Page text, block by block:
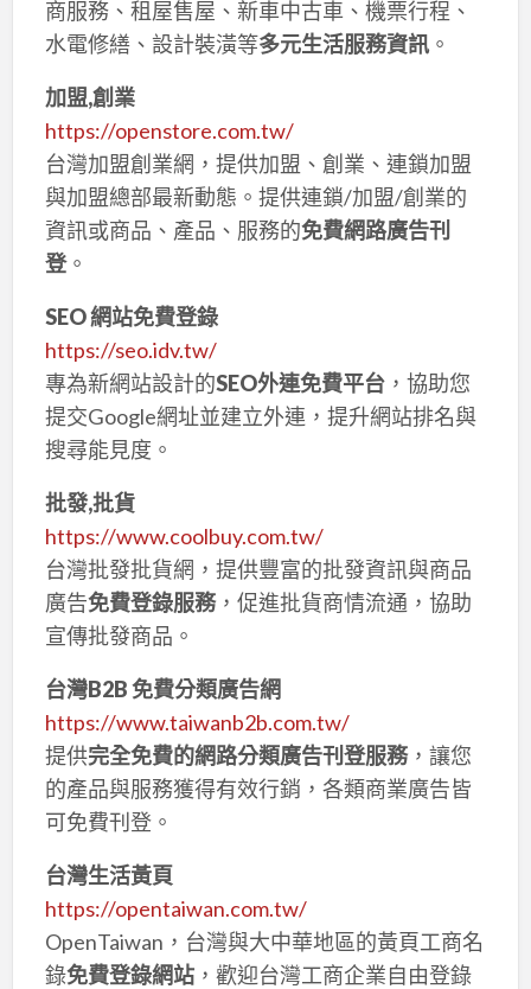
商服務、租屋售屋、新車中古車、機票行程、
水電修繕、設計裝潢等多元生活服務資訊。
加盟,創業
https://openstore.com.tw/
台灣加盟創業網，提供加盟、創業、連鎖加盟
與加盟總部最新動態。提供連鎖/加盟/創業的
資訊或商品、產品、服務的免費網路廣告刊
登。
SEO 網站免費登錄
https://seo.idv.tw/
專為新網站設計的SEO外連免費平台，協助您
提交Google網址並建立外連，提升網站排名與
搜尋能見度。
批發,批貨
https://www.coolbuy.com.tw/
台灣批發批貨網，提供豐富的批發資訊與商品
廣告免費登錄服務，促進批貨商情流通，協助
宣傳批發商品。
台灣B2B 免費分類廣告網
https://www.taiwanb2b.com.tw/
提供完全免費的網路分類廣告刊登服務，讓您
的產品與服務獲得有效行銷，各類商業廣告皆
可免費刊登。
台灣生活黃頁
https://opentaiwan.com.tw/
OpenTaiwan，台灣與大中華地區的黃頁工商名
錄免費登錄網站，歡迎台灣工商企業自由登錄